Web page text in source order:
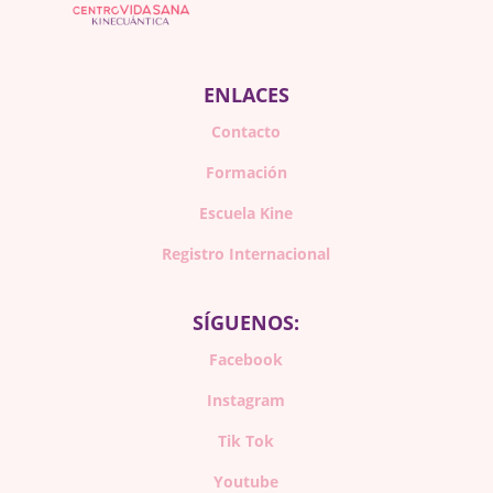
ENLACES
Contacto
Formación
Escuela Kine
Registro Internacional
SÍGUENOS:
Facebook
Instagram
Tik Tok
Youtube